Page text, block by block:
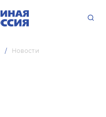
Новости